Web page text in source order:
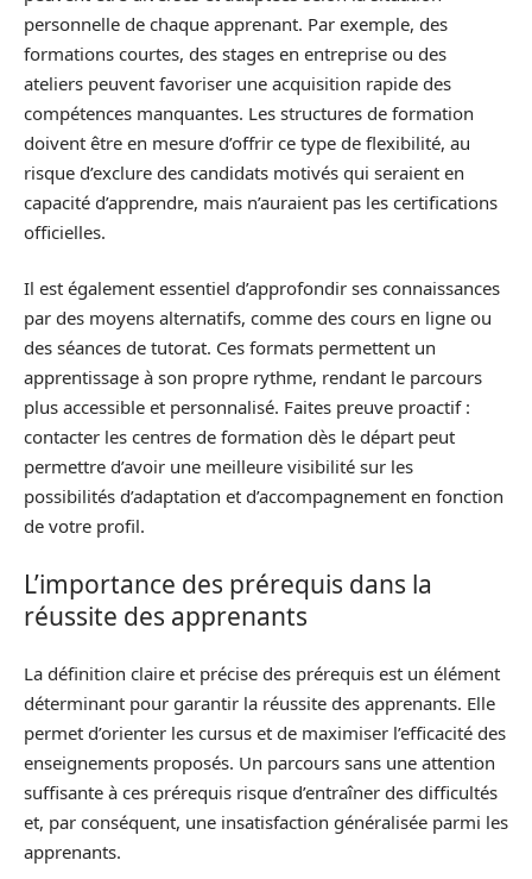
personnelle de chaque apprenant. Par exemple, des
formations courtes, des stages en entreprise ou des
ateliers peuvent favoriser une acquisition rapide des
compétences manquantes. Les structures de formation
doivent être en mesure d’offrir ce type de flexibilité, au
risque d’exclure des candidats motivés qui seraient en
capacité d’apprendre, mais n’auraient pas les certifications
officielles.
Il est également essentiel d’approfondir ses connaissances
par des moyens alternatifs, comme des cours en ligne ou
des séances de tutorat. Ces formats permettent un
apprentissage à son propre rythme, rendant le parcours
plus accessible et personnalisé. Faites preuve proactif :
contacter les centres de formation dès le départ peut
permettre d’avoir une meilleure visibilité sur les
possibilités d’adaptation et d’accompagnement en fonction
de votre profil.
L’importance des prérequis dans la
réussite des apprenants
La définition claire et précise des prérequis est un élément
déterminant pour garantir la réussite des apprenants. Elle
permet d’orienter les cursus et de maximiser l’efficacité des
enseignements proposés. Un parcours sans une attention
suffisante à ces prérequis risque d’entraîner des difficultés
et, par conséquent, une insatisfaction généralisée parmi les
apprenants.